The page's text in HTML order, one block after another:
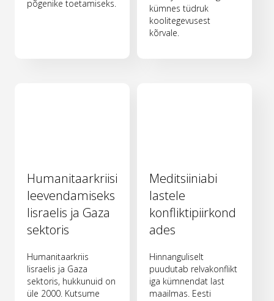
põgenike toetamiseks.
kümnes tüdruk
koolitegevusest
kõrvale.
Humanitaarkriisi
leevendamiseks
Iisraelis ja Gaza
sektoris
Humanitaarkriis
Iisraelis ja Gaza
sektoris, hukkunuid on
üle 2000. Kutsume
Meditsiiniabi
lastele
konfliktipiirkond
ades
Hinnanguliselt
puudutab relvakonflikt
iga kümnendat last
maailmas. Eesti